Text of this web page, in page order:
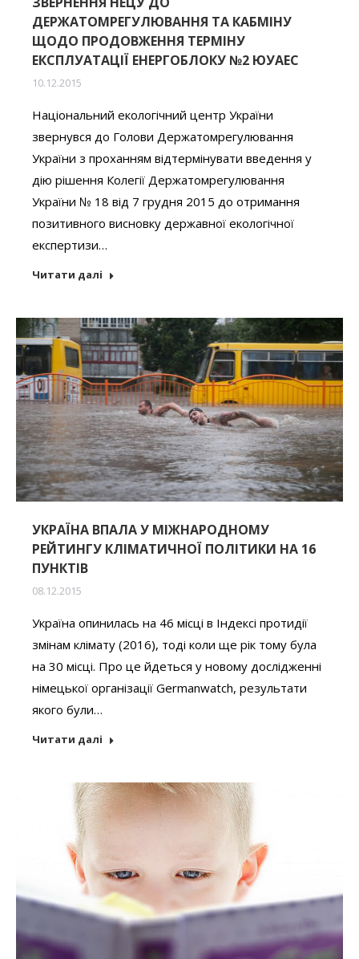
ДЕРЖАТОМРЕГУЛЮВАННЯ ТА КАБМІНУ
ЩОДО ПРОДОВЖЕННЯ ТЕРМІНУ
ЕКСПЛУАТАЦІЇ ЕНЕРГОБЛОКУ №2 ЮУАЕС
10.12.2015
Національний екологічний центр України
звернувся до Голови Держатомрегулювання
України з проханням відтермінувати введення у
дію рішення Колегії Держатомрегулювання
України № 18 від 7 грудня 2015 до отримання
позитивного висновку державної екологічної
експертизи…
Читати далі
УКРАЇНА ВПАЛА У МІЖНАРОДНОМУ
РЕЙТИНГУ КЛІМАТИЧНОЇ ПОЛІТИКИ НА 16
ПУНКТІВ
08.12.2015
Україна опинилась на 46 місці в Індексі протидії
змінам клімату (2016), тоді коли ще рік тому була
на 30 місці. Про це йдеться у новому дослідженні
німецької організації Germanwatch, результати
якого були…
Читати далі